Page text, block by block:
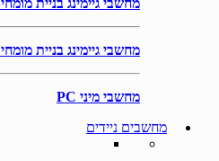
מחשבי גיימינג בניית מומחי IGAME AMD
מחשבי מיני PC
מחשבים ניידים